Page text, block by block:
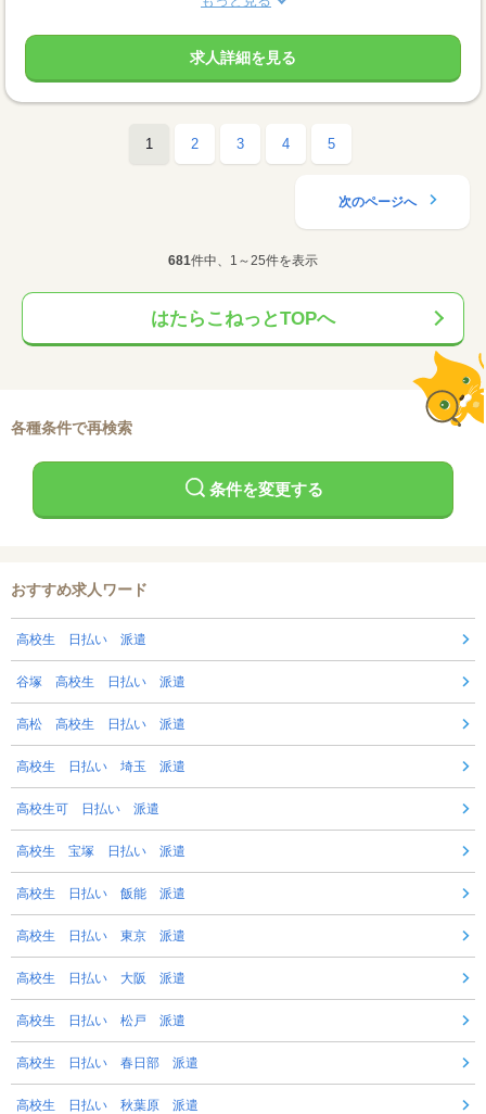
求人詳細を見る
1 2 3 4 5
次のページへ
681件中、1～25件を表示
はたらこねっとTOPへ
各種条件で再検索
条件を変更する
おすすめ求人ワード
高校生 日払い 派遣
谷塚 高校生 日払い 派遣
高松 高校生 日払い 派遣
高校生 日払い 埼玉 派遣
高校生可 日払い 派遣
高校生 宝塚 日払い 派遣
高校生 日払い 飯能 派遣
高校生 日払い 東京 派遣
高校生 日払い 大阪 派遣
高校生 日払い 松戸 派遣
高校生 日払い 春日部 派遣
高校生 日払い 秋葉原 派遣